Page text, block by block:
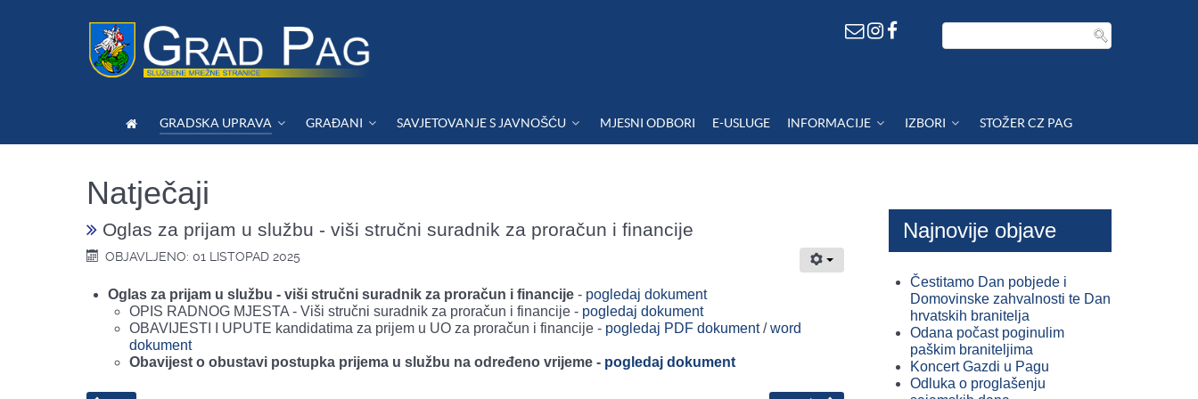
GRADSKA UPRAVA GRAĐANI SAVJETOVANJE S JAVNOŠĆU MJESNI ODBORI E-USLUGE INFORMACIJE IZBORI STOŽER CZ PAG
Natječaji
Oglas za prijam u službu - viši stručni suradnik za proračun i financije
OBJAVLJENO: 01 LISTOPAD 2025
Oglas za prijam u službu - viši stručni suradnik za proračun i financije - pogledaj dokument
OPIS RADNOG MJESTA - Viši stručni suradnik za proračun i financije - pogledaj dokument
OBAVIJESTI I UPUTE kandidatima za prijem u UO za proračun i financije - pogledaj PDF dokument/word
dokument
Obavijest o obustavi postupka prijema u službu na određeno vrijeme - pogledaj dokument
Najnovije objave
Čestitamo Dan pobjede i
Domovinske zahvalnosti te Dan
hrvatskih branitelja
Odana počast poginulim
paškim braniteljima
Koncert Gazdi u Pagu
Odluka o proglašenju